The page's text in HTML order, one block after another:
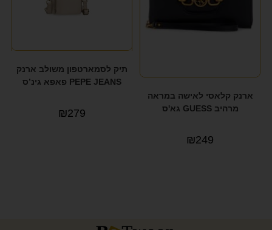
ארנק קלאסי לאישה במראה
מרהיב GUESS גא'ס
₪249
תיק לסמארטפון משולב ארנק
PEPE JEANS פאפא גינ’ס
₪279